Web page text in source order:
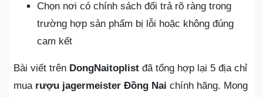
Chọn nơi có chính sách đổi trả rõ ràng trong
trường hợp sản phẩm bị lỗi hoặc không đúng
cam kết
Bài viết trên DongNaitoplist đã tổng hợp lại 5 địa chỉ
mua rượu jagermeister Đồng Nai chính hãng. Mong